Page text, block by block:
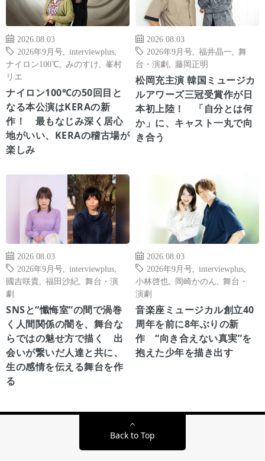
2026.08.03
2026年9月号
interviewplus
ナイロン100℃
みのすけ
峯村
リエ
ナイロン100℃の50回目と
なる本公演はKERAの新
作！ 最もなじみ深く居心
地がいい、KERAの稽古場が
楽しみ
2026.08.03
2026年9月号
福井晶一
舞
台・演劇
藤岡正明
松岡充主演 韓国ミュージカ
ルアワーズ三冠受賞作が日
本初上陸！ 「自分とは何
か」に、キャスト一丸で向
き合う
2026.08.03
2026年9月号
interviewplus
國吉咲貴
福田沙紀
舞台・演
劇
SNSと“懺悔室”の間で渦巻
く人間関係の闇を、舞台な
らではの魅せ方で描く 出
会いが繋いだ人達と共に、
生の感情を伝える舞台を作
る
2026.08.03
2026年9月号
interviewplus
小林啓也
岡崎かのん
舞台・
演劇
音楽座ミュージカル創立40
周年を前に8年ぶりの新
作 “向き合えない真実”を
抱えた少年を描き出す
Back to Top